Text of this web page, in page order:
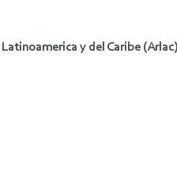
y del Caribe (Arlac)